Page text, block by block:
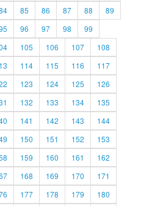
85 86 87 88
89
96 97 98
99
105 106 107
108
114 115 116
117
123 124 125
126
132 133 134
135
141 142 143
144
150 151 152
153
159 160 161
162
168 169 170
171
177 178 179
180